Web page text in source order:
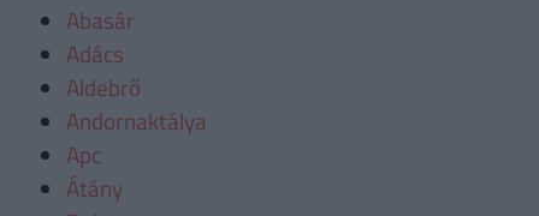
Abasár
Adács
Aldebrő
Andornaktálya
Apc
Átány